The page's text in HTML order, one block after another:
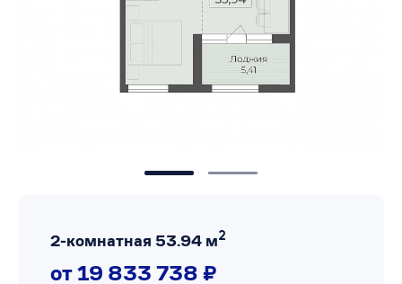
2-комнатная 53.94 м2
от 19 833 738 ₽